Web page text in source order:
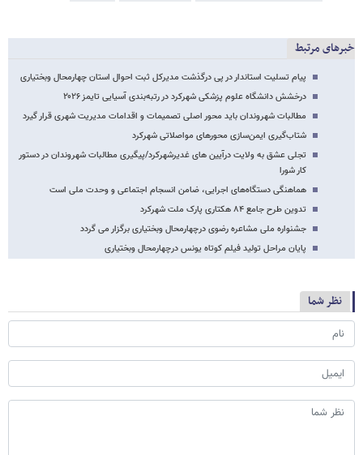
خبرهای مرتبط
پیام تسلیت استاندار در پی درگذشت مدیرکل ثبت احوال استان چهارمحال وبختیاری
درخشش دانشگاه علوم پزشکی شهرکرد در رتبه‌بندی آسیایی تایمز ۲۰۲۶
مطالبات شهروندان باید محور اصلی تصمیمات و اقدامات مدیریت شهری قرار گیرد
شتاب‌گیری ایمن‌سازی محورهای مواصلاتی شهرکرد
تجلی عشق به ولایت درآیین های غدیرشهرکرد/پیگیری مطالبات شهروندان در دستور
کار شورا
هماهنگی دستگاه‌های اجرایی، ضامن انسجام اجتماعی و وحدت ملی است
تدوین طرح جامع ۸۴ هکتاری پارک ملت شهرکرد
جشنواره ملی مشاعره رضوی درچهارمحال وبختیاری برگزار می گردد
پایان مراحل تولید فیلم کوتاه یونس درچهارمحال وبختیاری
نظر شما